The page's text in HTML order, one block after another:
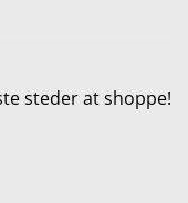
steder at shoppe!